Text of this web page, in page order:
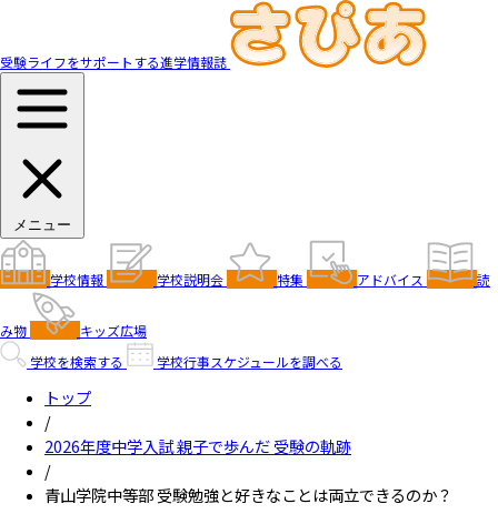
受験ライフをサポートする進学情報誌
メニュー
学校情報 学校説明会 特集 アドバイス 読
み物
キッズ広場
学校を検索する
学校行事スケジュールを調べる
トップ
/
2026年度中学入試 親子で歩んだ 受験の軌跡
/
青山学院中等部 受験勉強と好きなことは両立できるのか？